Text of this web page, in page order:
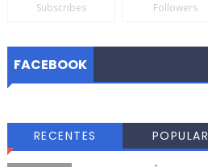
Subscribes Followers
FACEBOOK
RECENTES POPULAR